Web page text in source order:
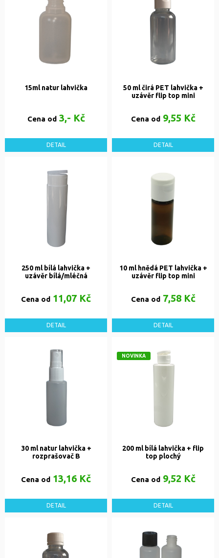
15ml natur lahvička
Cena od3,- Kč
DETAIL
50 ml čirá PET lahvička +
uzávěr flip top mini
Cena od9,55 Kč
DETAIL
250 ml bílá lahvička +
uzávěr bílá/mléčná
Cena od 11,07 Kč
DETAIL
10 ml hnědá PET lahvička +
uzávěr flip top mini
Cena od7,58 Kč
DETAIL
30 ml natur lahvička +
rozprašovač B
Cena od 13,16 Kč
DETAIL
NOVINKA
200 ml bílá lahvička + flip
top plochý
Cena od9,52 Kč
DETAIL